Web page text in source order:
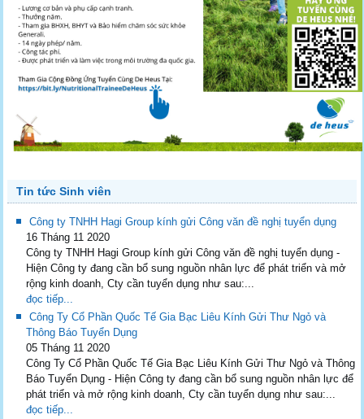
Tin tức Sinh viên
Công ty TNHH Hagi Group kính gửi Công văn đề nghị tuyển dụng
16 Tháng 11 2020
Công ty TNHH Hagi Group kính gửi Công văn đề nghị tuyển dụng -
Hiện Công ty đang cần bổ sung nguồn nhân lực để phát triển và mở
rộng kinh doanh, Cty cần tuyển dụng như sau:...
đọc tiếp...
Công Ty Cổ Phần Quốc Tế Gia Bạc Liêu Kính Gửi Thư Ngỏ và
Thông Báo Tuyển Dụng
05 Tháng 11 2020
Công Ty Cổ Phần Quốc Tế Gia Bạc Liêu Kính Gửi Thư Ngỏ và Thông
Báo Tuyển Dụng - Hiện Công ty đang cần bổ sung nguồn nhân lực để
phát triển và mở rộng kinh doanh, Cty cần tuyển dụng như sau:...
đọc tiếp...